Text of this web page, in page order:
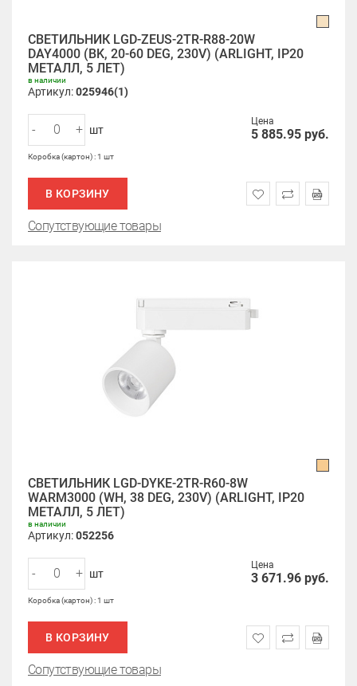
СВЕТИЛЬНИК LGD-ZEUS-2TR-R88-20W
DAY4000 (BK, 20-60 DEG, 230V) (ARLIGHT, IP20
МЕТАЛЛ, 5 ЛЕТ)
в наличии
Артикул:025946(1)
Цена
5 885.95 руб.
- + шт
Коробка (картон) : 1 шт
В КОРЗИНУ
Сопутствующие товары
СВЕТИЛЬНИК LGD-DYKE-2TR-R60-8W
WARM3000 (WH, 38 DEG, 230V) (ARLIGHT, IP20
МЕТАЛЛ, 5 ЛЕТ)
в наличии
Артикул:052256
Цена
3 671.96 руб.
- + шт
Коробка (картон) : 1 шт
В КОРЗИНУ
Сопутствующие товары